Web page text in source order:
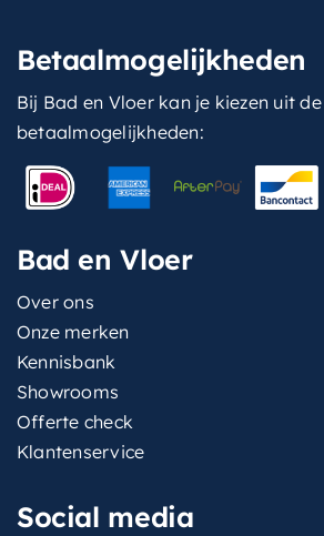
Betaalmogelijkheden
Bij Bad en Vloer kan je kiezen uit
betaalmogelijkheden:
Bad en Vloer
Over ons
Onze merken
Kennisbank
Showrooms
Offerte check
Klantenservice
Social media